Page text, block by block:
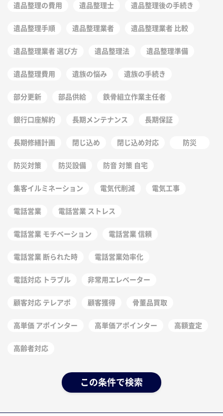
遺品整理の費用 遺品整理士 遺品整理後の手続き
遺品整理手順 遺品整理業者 遺品整理業者 比較
遺品整理業者 選び方 遺品整理法 遺品整理準備
遺品整理費用 遺族の悩み 遺族の手続き
部分更新 部品供給 鉄骨組立作業主任者
銀行口座解約 長期メンテナンス 長期保証
長期修繕計画 閉じ込め 閉じ込め対応 防災
防災対策 防災設備 防音 対策 自宅
集客イルミネーション 電気代削減 電気工事
電話営業 電話営業 ストレス
電話営業 モチベーション 電話営業 信頼
電話営業 断られた時 電話営業効率化
電話対応 トラブル 非常用エレベーター
顧客対応 テレアポ 顧客獲得 骨董品買取
高単価 アポインター 高単価アポインター 高額査定
高齢者対応
この条件で検索